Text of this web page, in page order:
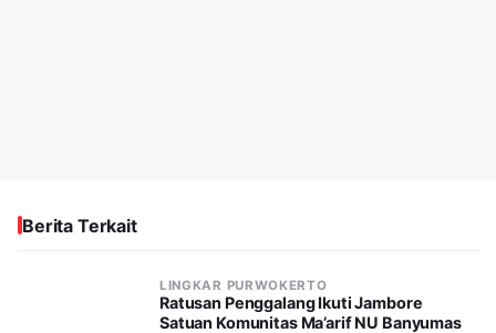
Berita Terkait
LINGKAR PURWOKERTO
Ratusan Penggalang Ikuti Jambore
Satuan Komunitas Ma’arif NU Banyumas